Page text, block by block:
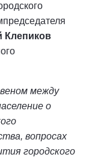
Клепиков
между
о
вопросах
городского